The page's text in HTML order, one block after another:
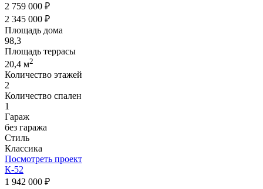
2 759 000 ₽
2 345 000 ₽
Площадь дома
98,3
Площадь террасы
20,4 м2
Количество этажей
2
Количество спален
1
Гараж
без гаража
Стиль
Классика
Посмотреть проект
К-52
1 942 000 ₽